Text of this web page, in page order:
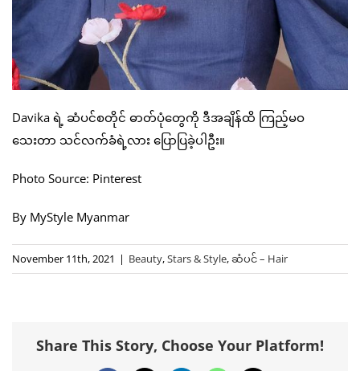
Davika ရဲ့ ဆံပင်စတိုင် ဓာတ်ပုံတွေကို ဒီအချိန်ထိ ကြည့်မဝ
သေးတာ သင်လက်ခံရဲ့လား ပြောပြခဲ့ပါဦး။
Photo Source: Pinterest
By MyStyle Myanmar
November 11th, 2021 | Beauty,Stars & Style,ဆံပင် – Hair
Share This Story, Choose Your Platform!